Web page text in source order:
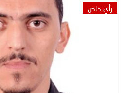
رأي خاص